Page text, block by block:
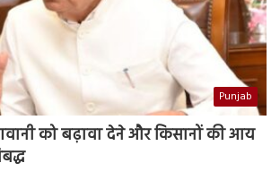
Punjab
को बढ़ावा देने और किसानों की आय